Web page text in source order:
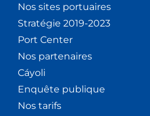
Nos sites portuaires
Stratégie 2019-2023
Port Center
Nos partenaires
Cáyoli
Enquête publique
Nos tarifs